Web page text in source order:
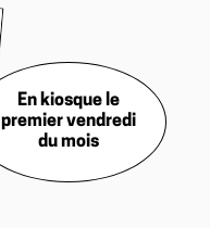
En kiosque le
premier vendredi
du mois